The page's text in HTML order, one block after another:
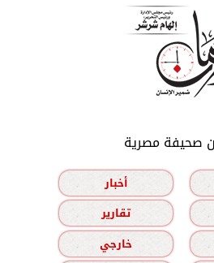
صحيفة مصرية
أخبار
تقارير
خارجي